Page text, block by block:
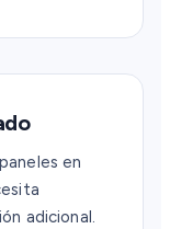
en
adicional.